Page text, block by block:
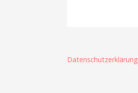
Datenschutzerklärung